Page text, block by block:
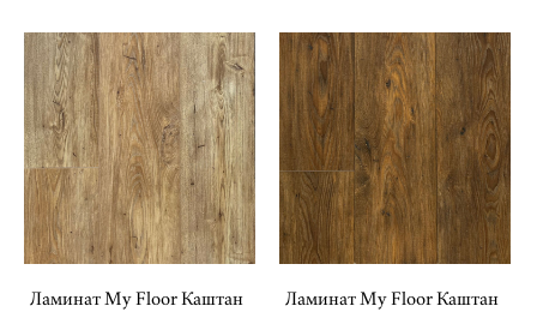
Ламинат My Floor Каштан
Ламинат My Floor Каштан